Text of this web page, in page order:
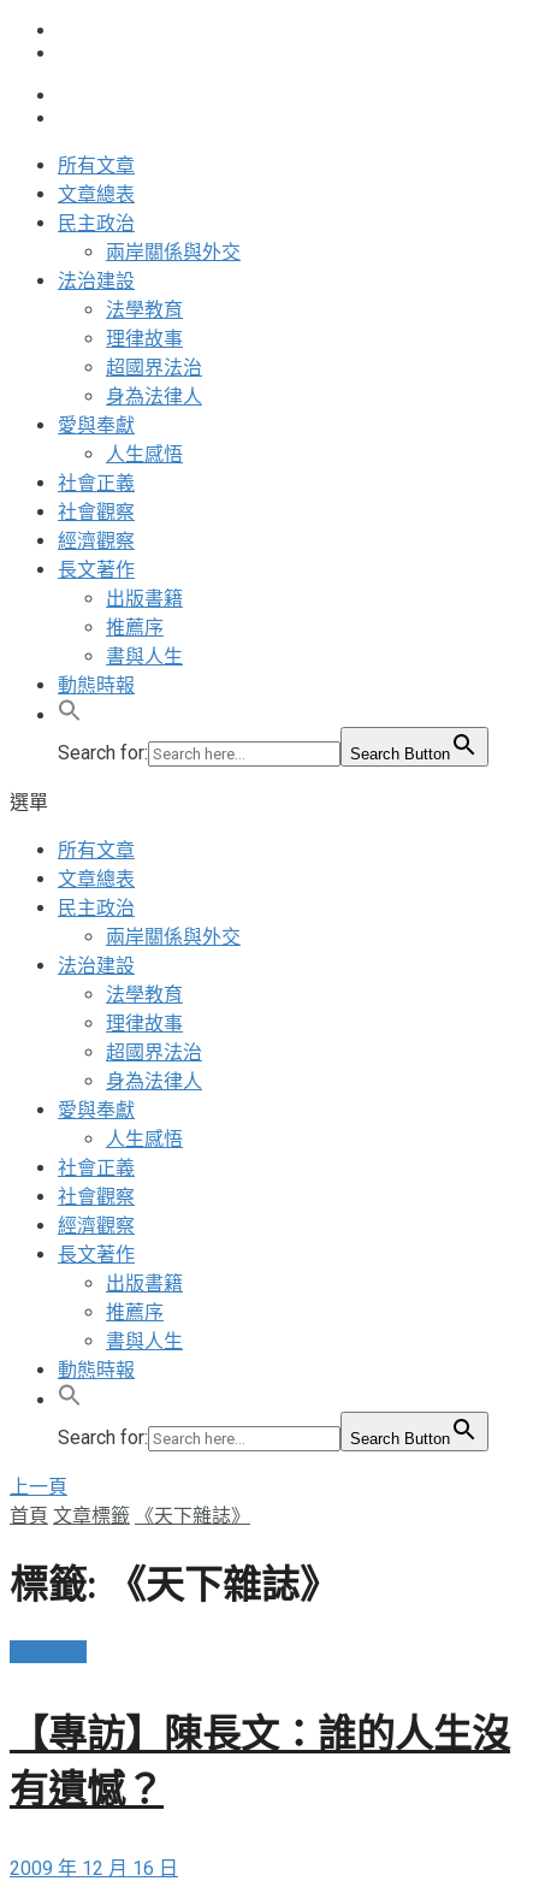
所有文章
文章總表
民主政治
兩岸關係與外交
法治建設
法學教育
理律故事
超國界法治
身為法律人
愛與奉獻
人生感悟
社會正義
社會觀察
經濟觀察
長文著作
出版書籍
推薦序
書與人生
動態時報
Search for: Search Button
選單
所有文章
文章總表
民主政治
兩岸關係與外交
法治建設
法學教育
理律故事
超國界法治
身為法律人
愛與奉獻
人生感悟
社會正義
社會觀察
經濟觀察
長文著作
出版書籍
推薦序
書與人生
動態時報
Search for: Search Button
上一頁
首頁 文章標籤 《天下雜誌》
標籤: 《天下雜誌》
【專訪】陳長文：誰的人生沒
有遺憾？
2009 年 12 月 16 日